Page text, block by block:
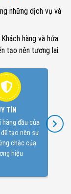
những dịch vụ và
hàng và hứa
tạo nên tương lai.
TÍN
hàng đầu của
tạo nên sự
chắc của
hiệu